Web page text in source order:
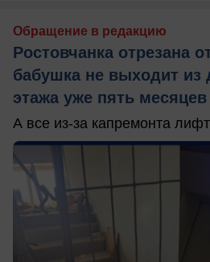
Обращение в редакцию
Ростовчанка отрезана
бабушка не выходит из
этажа уже пять месяцев
А все из-за капремонта